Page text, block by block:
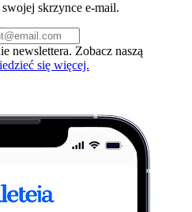
skrzynce e-mail.
newslettera. Zobacz naszą
się więcej.